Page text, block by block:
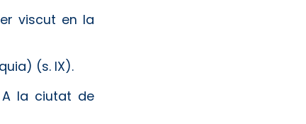
viscut en la
(s. IX).
la ciutat de